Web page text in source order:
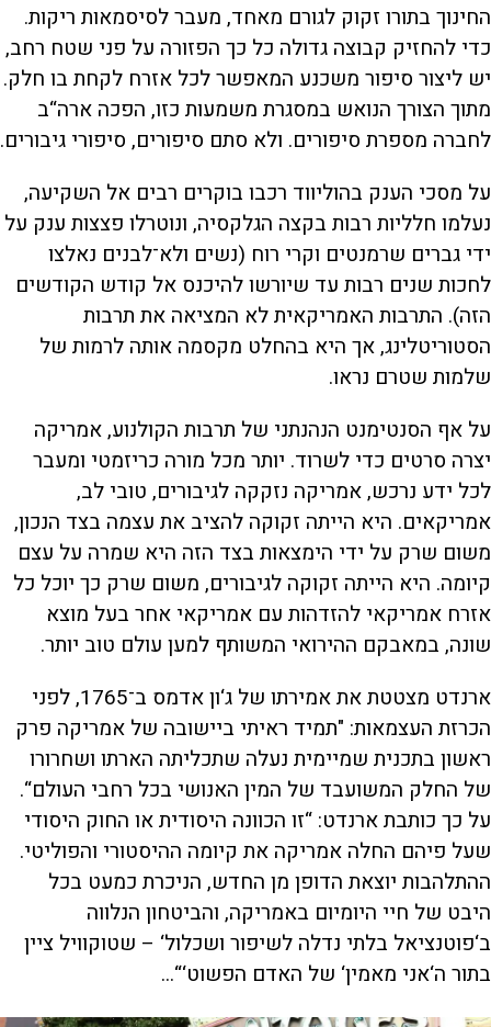
החינוך בתורו זקוק לגורם מאחד, מעבר לסיסמאות ריקות.
כדי להחזיק קבוצה גדולה כל כך הפזורה על פני שטח רחב,
יש ליצור סיפור משכנע המאפשר לכל אזרח לקחת בו חלק.
מתוך הצורך הנואש במסגרת משמעות כזו, הפכה ארה“ב
לחברה מספרת סיפורים. ולא סתם סיפורים, סיפורי גיבורים.
על מסכי הענק בהוליווד רכבו בוקרים רבים אל השקיעה,
נעלמו חלליות רבות בקצה הגלקסיה, ונוטרלו פצצות ענק על
ידי גברים שרמנטים וקרי רוח (נשים ולא־לבנים נאלצו
לחכות שנים רבות עד שיורשו להיכנס אל קודש הקודשים
הזה). התרבות האמריקאית לא המציאה את תרבות
הסטוריטלינג, אך היא בהחלט מקסמה אותה לרמות של
שלמות שטרם נראו.
על אף הסנטימנט הנהנתני של תרבות הקולנוע, אמריקה
יצרה סרטים כדי לשרוד. יותר מכל מורה כריזמטי ומעבר
לכל ידע נרכש, אמריקה נזקקה לגיבורים, טובי לב,
אמריקאים. היא הייתה זקוקה להציב את עצמה בצד הנכון,
משום שרק על ידי הימצאות בצד הזה היא שמרה על עצם
קיומה. היא הייתה זקוקה לגיבורים, משום שרק כך יוכל כל
אזרח אמריקאי להזדהות עם אמריקאי אחר בעל מוצא
שונה, במאבקם ההירואי המשותף למען עולם טוב יותר.
ארנדט מצטטת את אמירתו של ג‘ון אדמס ב־1765, לפני
הכרזת העצמאות: "תמיד ראיתי ביישובה של אמריקה פרק
ראשון בתכנית שמיימית נעלה שתכליתה הארתו ושחרורו
של החלק המשועבד של המין האנושי בכל רחבי העולם“.
על כך כותבת ארנדט: “זו הכוונה היסודית או החוק היסודי
שעל פיהם החלה אמריקה את קיומה ההיסטורי והפוליטי.
ההתלהבות יוצאת הדופן מן החדש, הניכרת כמעט בכל
היבט של חיי היומיום באמריקה, והביטחון הנלווה
ב‘פוטנציאל בלתי נדלה לשיפור ושכלול‘ – שטוקוויל ציין
בתור ה‘אני מאמין‘ של האדם הפשוט‘“...